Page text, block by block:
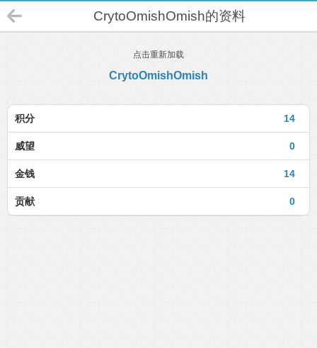
CrytoOmishOmish的资料
点击重新加载
CrytoOmishOmish
14
积分
0
威望
14
金钱
0
贡献